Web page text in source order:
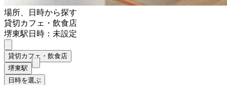
場所、日時から探す
貸切カフェ・飲食店
堺東駅日時：未設定
貸切カフェ・飲食店
堺東駅
日時を選ぶ